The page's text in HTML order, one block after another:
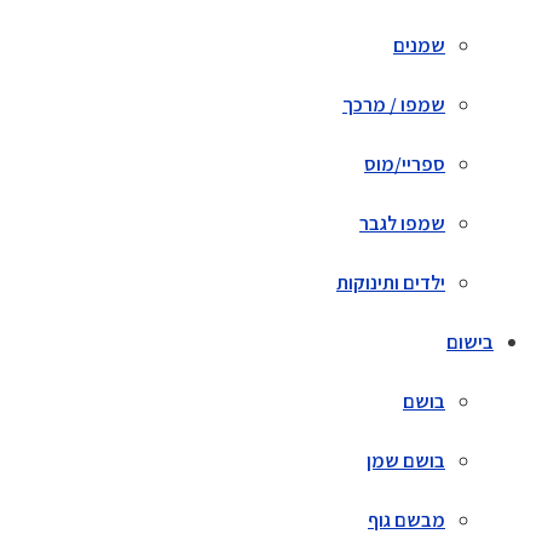
שמנים
שמפו / מרכך
ספריי/מוס
שמפו לגבר
ילדים ותינוקות
בישום
בושם
בושם שמן
מבשם גוף